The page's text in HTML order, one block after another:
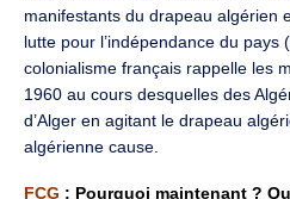
manifestants du drapeau algérien
lutte pour l’indépendance du pays
colonialisme français rappelle les
1960 au cours desquelles des
d’Alger en agitant le drapeau
algérienne cause.
FCG : Pourquoi maintenant ?